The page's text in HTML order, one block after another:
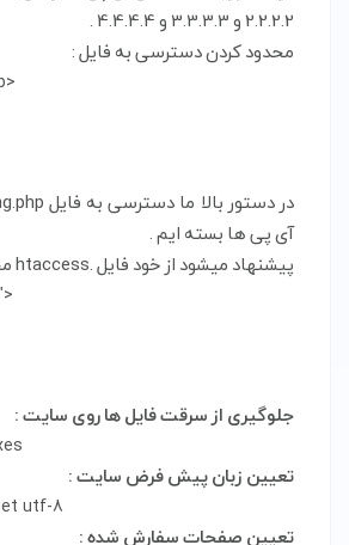
2.2.2.2 و 3.3.3.3 و 4.4.4.4 .
محدود کردن دسترسی به فایل :
آی پی ها بسته ایم .
پیشنهاد میشود از خود فایل .htaccess محافظت کنیم :
جلوگیری از سرقت فایل ها روی سایت :
تعیین زبان پیش فرض سایت :
utf-8
تعیین صفحات سفارش شده :